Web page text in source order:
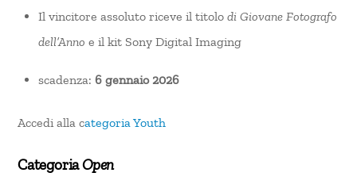
Il vincitore assoluto riceve il titolo di Giovane Fotografo
dell’Anno e il kit Sony Digital Imaging
scadenza: 6 gennaio 2026
Accedi alla categoria Youth
CategoriaOpen